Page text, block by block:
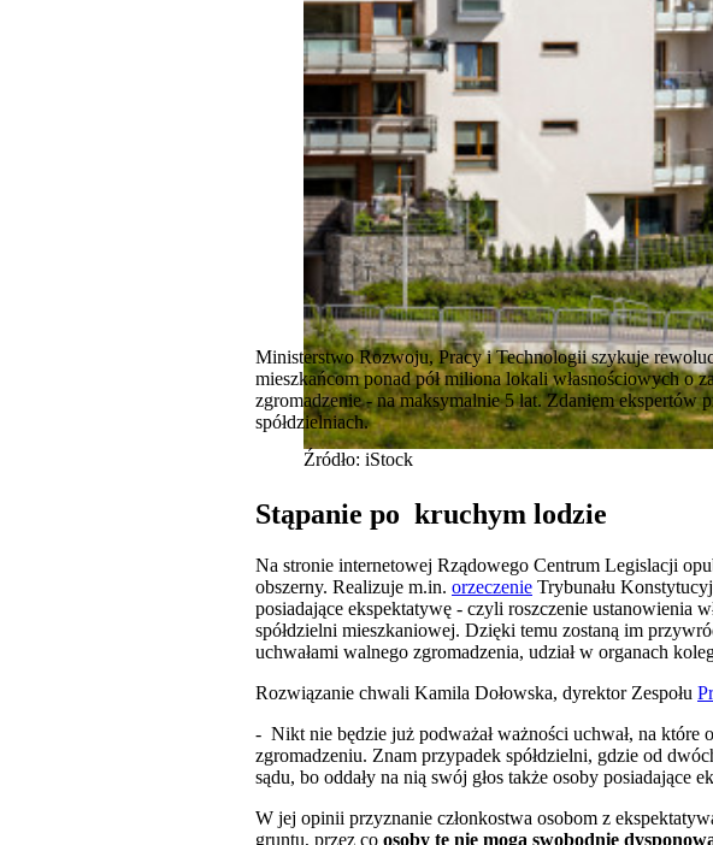
Źródło: iStock
Ministerstwo Rozwoju, Pracy i Technologii szykuje
mieszkańcom ponad pół miliona lokali własnościowych o
zgromadzenie - na maksymalnie 5 lat. Zdaniem ekspertów
spółdzielniach.
Stąpanie po kruchym lodzie
Na stronie internetowej Rządowego Centrum Legislacji
obszerny. Realizuje m.in. orzeczenie Trybunału
posiadające ekspektatywę - czyli roszczenie ustanowienia
spółdzielni mieszkaniowej. Dzięki temu zostaną im
uchwałami walnego zgromadzenia, udział w organach
Rozwiązanie chwali Kamila Dołowska, dyrektor Zespołu
- Nikt nie będzie już podważał ważności uchwał, na które
zgromadzeniu. Znam przypadek spółdzielni, gdzie od
sądu, bo oddały na nią swój głos także osoby posiadające
W jej opinii przyznanie członkostwa osobom z
gruntu, przez co osoby te nie mogą swobodnie